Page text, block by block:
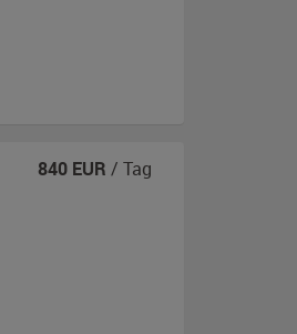
840 EUR / Tag